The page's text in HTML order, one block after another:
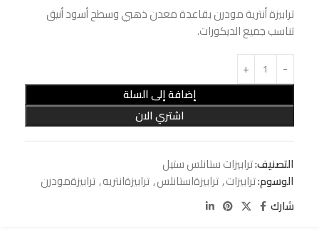
ترابيزة أنترية مودرن بقاعدة معدن ذهبي وسطح أسود أنيق
تناسب جميع الديكورات.
إضافة إلى السلة
اشتري الان
التصنيف:ترابيزات ستانلس ستيل
الوسوم:ترابيزات,ترابيزةاستانلس,ترابيزةانتريه,ترابيزةمودرن
شارك